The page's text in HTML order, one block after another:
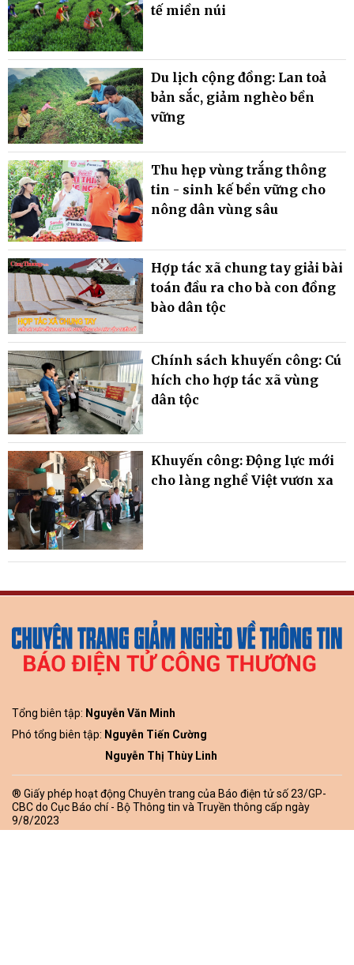
tế miền núi
Du lịch cộng đồng: Lan toả
bản sắc, giảm nghèo bền
vững
Thu hẹp vùng trắng thông
tin - sinh kế bền vững cho
nông dân vùng sâu
Hợp tác xã chung tay giải bài
toán đầu ra cho bà con đồng
bào dân tộc
Chính sách khuyến công: Cú
hích cho hợp tác xã vùng
dân tộc
Khuyến công: Động lực mới
cho làng nghề Việt vươn xa
Tổng biên tập: Nguyễn Văn Minh
Phó tổng biên tập: Nguyễn Tiến Cường
Nguyễn Thị Thùy Linh
® Giấy phép hoạt động Chuyên trang của Báo điện tử số 23/GP-
CBC do Cục Báo chí - Bộ Thông tin và Truyền thông cấp ngày
9/8/2023